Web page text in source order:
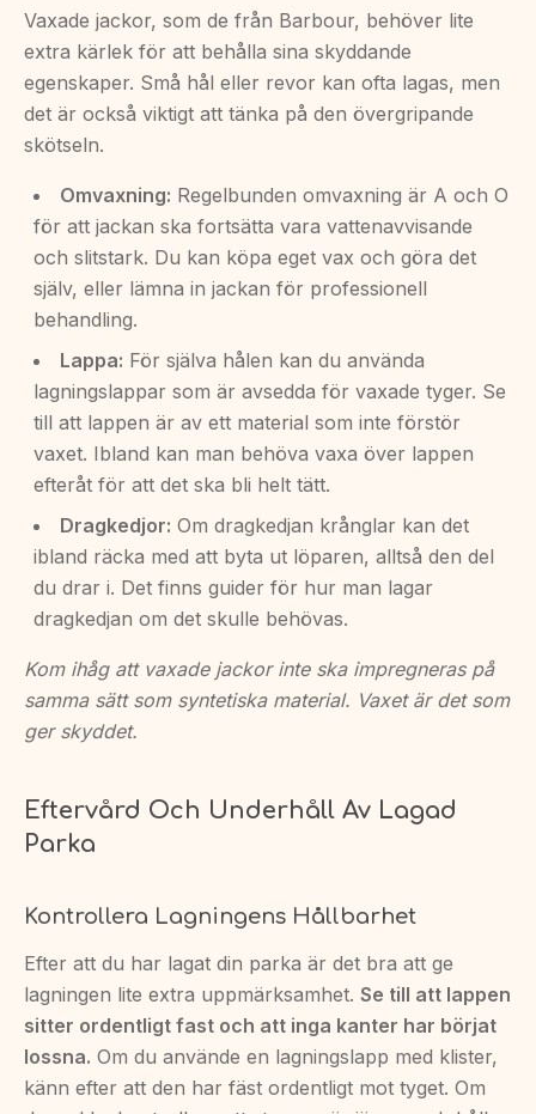
Vaxade jackor, som de från Barbour, behöver lite
extra kärlek för att behålla sina skyddande
egenskaper. Små hål eller revor kan ofta lagas, men
det är också viktigt att tänka på den övergripande
skötseln.
Omvaxning: Regelbunden omvaxning är A och O
för att jackan ska fortsätta vara vattenavvisande
och slitstark. Du kan köpa eget vax och göra det
själv, eller lämna in jackan för professionell
behandling.
Lappa: För själva hålen kan du använda
lagningslappar som är avsedda för vaxade tyger. Se
till att lappen är av ett material som inte förstör
vaxet. Ibland kan man behöva vaxa över lappen
efteråt för att det ska bli helt tätt.
Dragkedjor: Om dragkedjan krånglar kan det
ibland räcka med att byta ut löparen, alltså den del
du drar i. Det finns guider för hur man lagar
dragkedjan om det skulle behövas.
Kom ihåg att vaxade jackor inte ska impregneras på
samma sätt som syntetiska material. Vaxet är det som
ger skyddet.
Eftervård Och Underhåll Av Lagad
Parka
Kontrollera Lagningens Hållbarhet
Efter att du har lagat din parka är det bra att ge
lagningen lite extra uppmärksamhet. Se till att lappen
sitter ordentligt fast och att inga kanter har börjat
lossna. Om du använde en lagningslapp med klister,
känn efter att den har fäst ordentligt mot tyget. Om